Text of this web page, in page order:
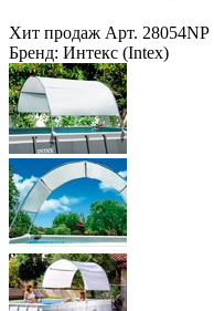
Хит продаж Арт. 28054NP
Бренд: Интекс (Intex)